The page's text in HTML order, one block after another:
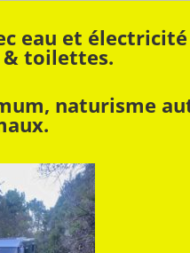
eau et
& toilettes.
naturisme